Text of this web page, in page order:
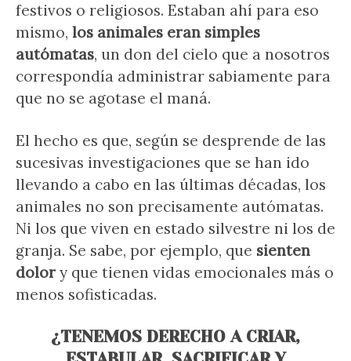
festivos o religiosos. Estaban ahí para eso
mismo, los animales eran simples
autómatas, un don del cielo que a nosotros
correspondía administrar sabiamente para
que no se agotase el maná.
El hecho es que, según se desprende de las
sucesivas investigaciones que se han ido
llevando a cabo en las últimas décadas, los
animales no son precisamente autómatas.
Ni los que viven en estado silvestre ni los de
granja. Se sabe, por ejemplo, que sienten
dolory que tienen vidas emocionales más o
menos sofisticadas.
¿TENEMOS DERECHO A CRIAR,